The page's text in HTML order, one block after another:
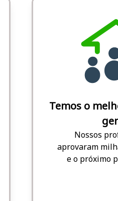
Temos o
Nossos
aprovaram
e o próximo